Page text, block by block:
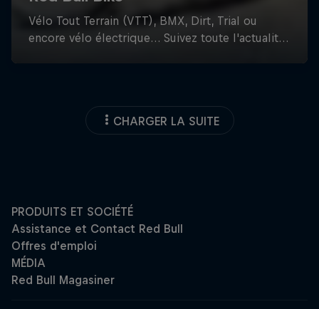
CHARGER LA SUITE